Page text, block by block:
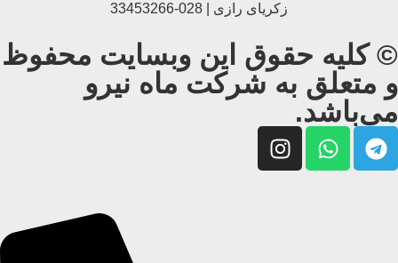
زکریای رازی | 028-33453266
© کلیه حقوق این وبسایت محفوظ
و متعلق به شرکت ماه نیرو
می‌باشد.